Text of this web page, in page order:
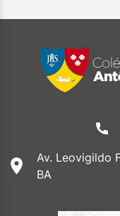
Av. Leovigildo
BA